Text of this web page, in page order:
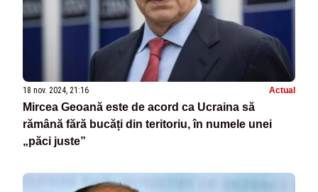
18 nov. 2024, 21:16 Actual
Mircea Geoană este de acord ca Ucraina să
rămână fără bucăți din teritoriu, în numele unei
„păci juste”